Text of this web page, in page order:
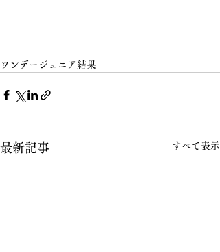
ワンデージュニア結果
最新記事 すべて表示